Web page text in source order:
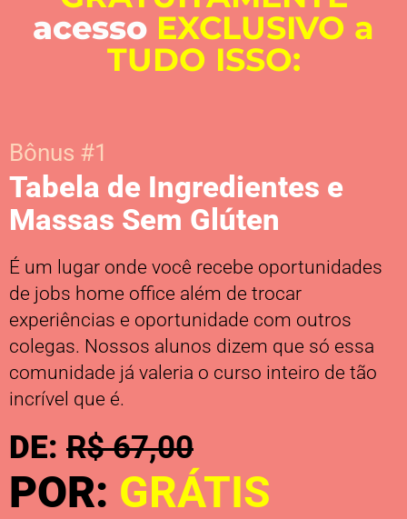
acesso EXCLUSIVO a
TUDO ISSO:
Bônus #1
Tabela de Ingredientes e
Massas Sem Glúten
É um lugar onde você recebe oportunidades
de jobs home office além de trocar
experiências e oportunidade com outros
colegas. Nossos alunos dizem que só essa
comunidade já valeria o curso inteiro de tão
incrível que é.
DE: R$ 67,00
POR: GRÁTIS